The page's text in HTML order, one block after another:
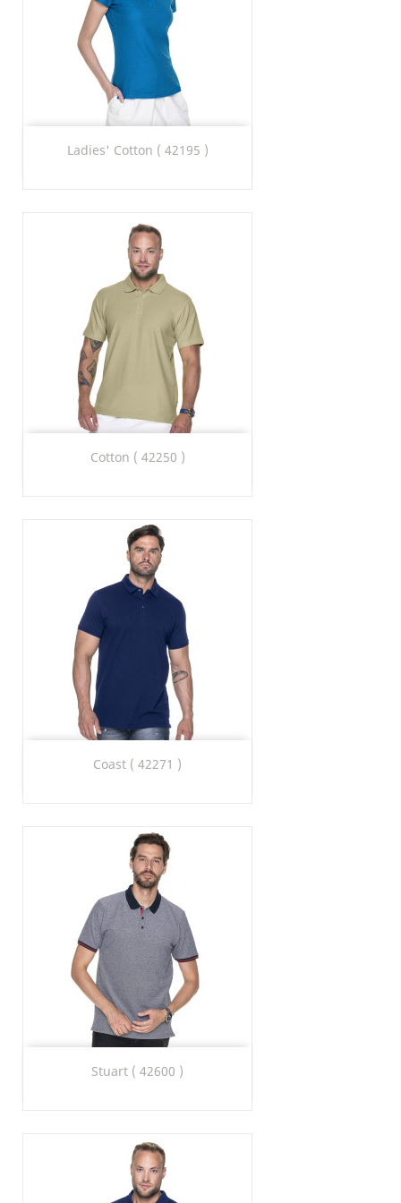
Ladies' Cotton ( 42195 )
Cotton ( 42250 )
Coast ( 42271 )
Stuart ( 42600 )